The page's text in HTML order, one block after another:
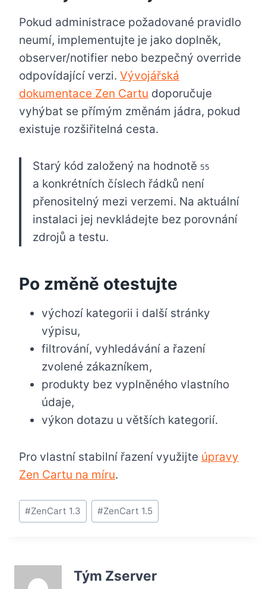
Pokud administrace požadované pravidlo
neumí, implementujte je jako doplněk,
observer/notifier nebo bezpečný override
odpovídající verzi. Vývojářská
dokumentace Zen Cartu doporučuje
vyhýbat se přímým změnám jádra, pokud
existuje rozšiřitelná cesta.
Starý kód založený na hodnotě 55
a konkrétních číslech řádků není
přenositelný mezi verzemi. Na aktuální
instalaci jej nevkládejte bez porovnání
zdrojů a testu.
Po změně otestujte
výchozí kategorii i další stránky
výpisu,
filtrování, vyhledávání a řazení
zvolené zákazníkem,
produkty bez vyplněného vlastního
údaje,
výkon dotazu u větších kategorií.
Pro vlastní stabilní řazení využijte úpravy
Zen Cartu na míru.
Štítky
příspěvků:
#ZenCart 1.3 #ZenCart 1.5
Tým Zserver